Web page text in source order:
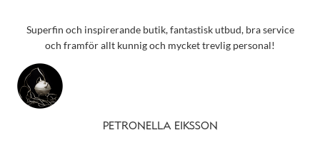
Superfin och inspirerande butik, fantastisk utbud, bra service
och framför allt kunnig och mycket trevlig personal!
PETRONELLA EIKSSON